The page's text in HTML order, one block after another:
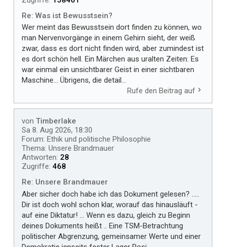
Re: Was ist Bewusstsein?
Wer meint das Bewusstsein dort finden zu können, wo
man Nervenvorgänge in einem Gehirn sieht, der weiß
zwar, dass es dort nicht finden wird, aber zumindest ist
es dort schön hell. Ein Märchen aus uralten Zeiten: Es
war einmal ein unsichtbarer Geist in einer sichtbaren
Maschine… Übrigens, die detail...
Rufe den Beitrag auf
von Timberlake
Sa 8. Aug 2026, 18:30
Forum: Ethik und politische Philosophie
Thema: Unsere Brandmauer
Antworten: 28
Zugriffe: 468
Re: Unsere Brandmauer
Aber sicher doch habe ich das Dokument gelesen? .....
Dir ist doch wohl schon klar, worauf das hinausläuft -
auf eine Diktatur! ... Wenn es dazu, gleich zu Beginn
deines Dokuments heißt .. Eine TSM-Betrachtung
politischer Abgrenzung, gemeinsamer Werte und einer